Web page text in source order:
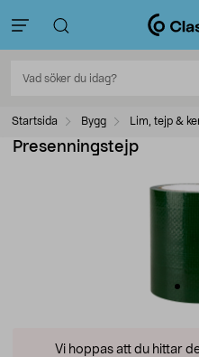
Startsida Bygg Lim, tejp &
Presenningstejp
Vi hoppas att du hittar